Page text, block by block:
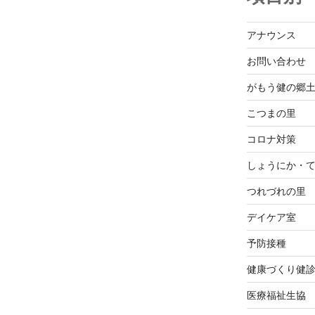
アナウンス
お問い合わせ
がもう健の郷
こつまの里
コロナ対策
しょうにか・
つれづれの里
デイケア室
予防接種
健康づくり健診
医療福祉生協